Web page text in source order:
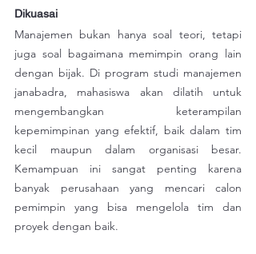
Dikuasai
Manajemen bukan hanya soal teori, tetapi
juga soal bagaimana memimpin orang lain
dengan bijak. Di program studi manajemen
janabadra, mahasiswa akan dilatih untuk
mengembangkan keterampilan
kepemimpinan yang efektif, baik dalam tim
kecil maupun dalam organisasi besar.
Kemampuan ini sangat penting karena
banyak perusahaan yang mencari calon
pemimpin yang bisa mengelola tim dan
proyek dengan baik.